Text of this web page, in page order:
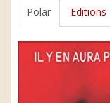
Polar Editions